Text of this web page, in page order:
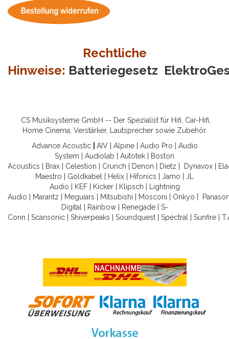
Rechtliche
Hinweise: Batteriegesetz
CS Musiksysteme GmbH -- Der Spezialist für Hifi, Car-Hifi,
Home Cinema, Verstärker, Lautsprecher sowie Zubehör.
Advance Acoustic
AIV| Alpine| Audio Pro
Audio
System
Audiolab Autotek
Boston
Acoustics
Brax Celestion Crunch Denon Dietz Dynavox
Maestro
Goldkabel Helix Hifonics Jamo
JL
Audio
KEF| Kicker| Klipsch
Lightning
Audio
Marantz Meguiars Mitsubishi Mosconi Onkyo
Digital
Rainbow| Renegade| S-
Conn
Scansonic Shiverpeaks Soundquest Spectral Sunfire